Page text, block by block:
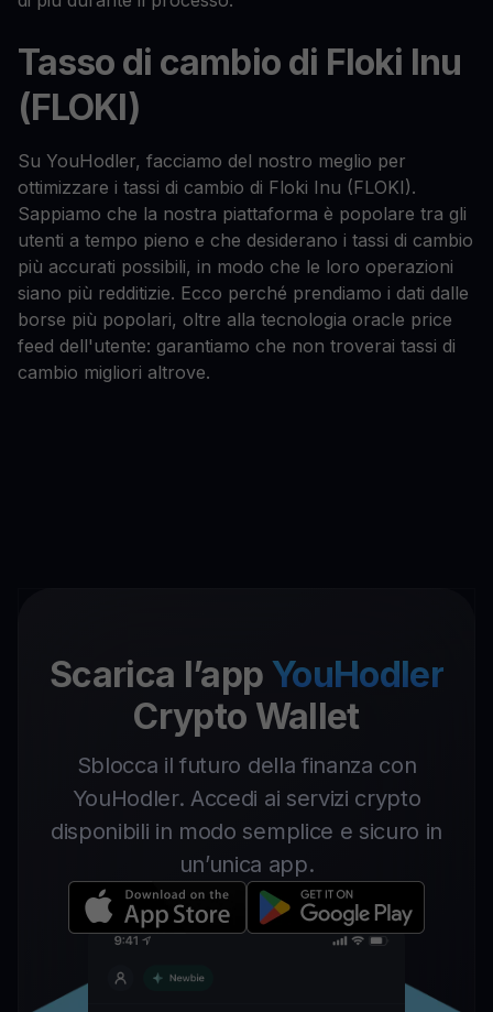
Tasso di cambio di Floki Inu
(FLOKI)
Su YouHodler, facciamo del nostro meglio per
ottimizzare i tassi di cambio di Floki Inu (FLOKI).
Sappiamo che la nostra piattaforma è popolare tra gli
utenti a tempo pieno e che desiderano i tassi di cambio
più accurati possibili, in modo che le loro operazioni
siano più redditizie. Ecco perché prendiamo i dati dalle
borse più popolari, oltre alla tecnologia oracle price
feed dell'utente: garantiamo che non troverai tassi di
cambio migliori altrove.
Scarica l’app YouHodler
Crypto Wallet
Sblocca il futuro della finanza con
YouHodler. Accedi ai servizi crypto
disponibili in modo semplice e sicuro in
un’unica app.